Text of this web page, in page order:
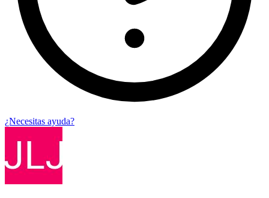
¿Necesitas ayuda?